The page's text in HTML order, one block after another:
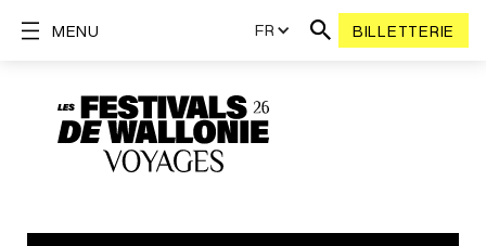
FR BILLETTERIE
MENU